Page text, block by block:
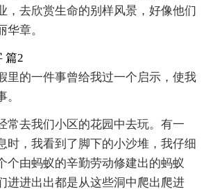
，去欣赏生命的别样风景，好像他们
章。
篇2
里的一件事曾给我过一个启示，使我
常去我们小区的花园中去玩。有一
时，我看到了脚下的小沙堆，我仔细
个由蚂蚁的辛勤劳动修建出的蚂蚁
进进出出都是从这些洞中爬出爬进